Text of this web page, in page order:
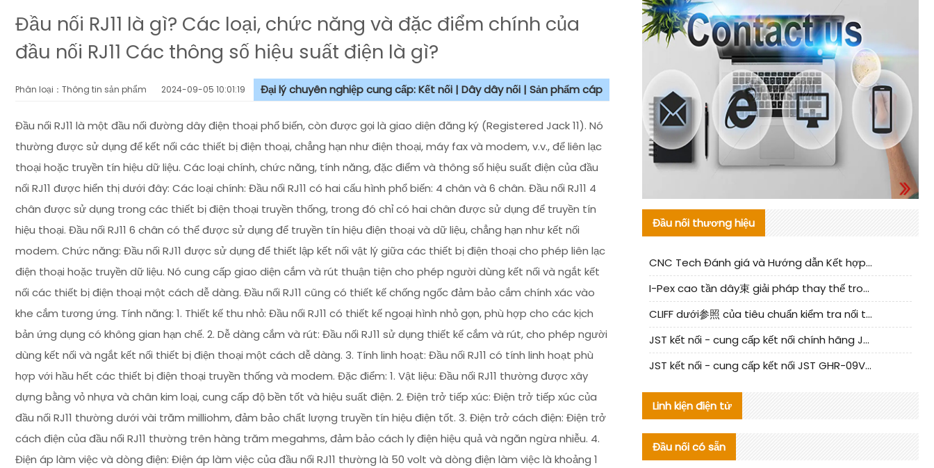
Đầu nối RJ11 là gì? Các loại, chức năng và đặc điểm chính của
đầu nối RJ11 Các thông số hiệu suất điện là gì?
Phân loại：Thông tin sản phẩm 2024-09-05 10:01:19 Đại lý chuyên nghiệp cung cấp: Kết nối | Dây dây nối | Sản phẩm cáp
Đầu nối RJ11 là một đầu nối đường dây điện thoại phổ biến, còn được gọi là giao diện đăng ký (Registered Jack 11). Nó
thường được sử dụng để kết nối các thiết bị điện thoại, chẳng hạn như điện thoại, máy fax và modem, v.v., để liên lạc
thoại hoặc truyền tín hiệu dữ liệu. Các loại chính, chức năng, tính năng, đặc điểm và thông số hiệu suất điện của đầu
nối RJ11 được hiển thị dưới đây: Các loại chính: Đầu nối RJ11 có hai cấu hình phổ biến: 4 chân và 6 chân. Đầu nối RJ11 4
chân được sử dụng trong các thiết bị điện thoại truyền thống, trong đó chỉ có hai chân được sử dụng để truyền tín
hiệu thoại. Đầu nối RJ11 6 chân có thể được sử dụng để truyền tín hiệu điện thoại và dữ liệu, chẳng hạn như kết nối
modem. Chức năng: Đầu nối RJ11 được sử dụng để thiết lập kết nối vật lý giữa các thiết bị điện thoại cho phép liên lạc
điện thoại hoặc truyền dữ liệu. Nó cung cấp giao diện cắm và rút thuận tiện cho phép người dùng kết nối và ngắt kết
nối các thiết bị điện thoại một cách dễ dàng. Đầu nối RJ11 cũng có thiết kế chống ngốc đảm bảo cắm chính xác vào
khe cắm tương ứng. Tính năng: 1. Thiết kế thu nhỏ: Đầu nối RJ11 có thiết kế ngoại hình nhỏ gọn, phù hợp cho các kịch
bản ứng dụng có không gian hạn chế. 2. Dễ dàng cắm và rút: Đầu nối RJ11 sử dụng thiết kế cắm và rút, cho phép người
dùng kết nối và ngắt kết nối thiết bị điện thoại một cách dễ dàng. 3. Tính linh hoạt: Đầu nối RJ11 có tính linh hoạt phù
hợp với hầu hết các thiết bị điện thoại truyền thống và modem. Đặc điểm: 1. Vật liệu: Đầu nối RJ11 thường được xây
dựng bằng vỏ nhựa và chân kim loại, cung cấp độ bền tốt và hiệu suất điện. 2. Điện trở tiếp xúc: Điện trở tiếp xúc của
đầu nối RJ11 thường dưới vài trăm milliohm, đảm bảo chất lượng truyền tín hiệu điện tốt. 3. Điện trở cách điện: Điện trở
cách điện của đầu nối RJ11 thường trên hàng trăm megahms, đảm bảo cách ly điện hiệu quả và ngăn ngừa nhiễu. 4.
Điện áp làm việc và dòng điện: Điện áp làm việc của đầu nối RJ11 thường là 50 volt và dòng điện làm việc là khoảng 1
Đầu nối thương hiệu
CNC Tech Đánh giá và Hướng dẫn Kết hợp Sản xuất Linh kiện Cable Nội địa
I-Pex cao tần dây束 giải pháp thay thế trong nước phân tích
CLIFF dưới参照 của tiêu chuẩn kiểm tra nối tiếp器 trong nước được cập nhật
JST kết nối - cung cấp kết nối chính hãng JST NSHR-02V-S | sản phẩm thay thế
JST kết nối - cung cấp kết nối JST GHR-09V-S chính hãng | hàng thay thế
Linh kiện điện tử
Đầu nối có sẵn